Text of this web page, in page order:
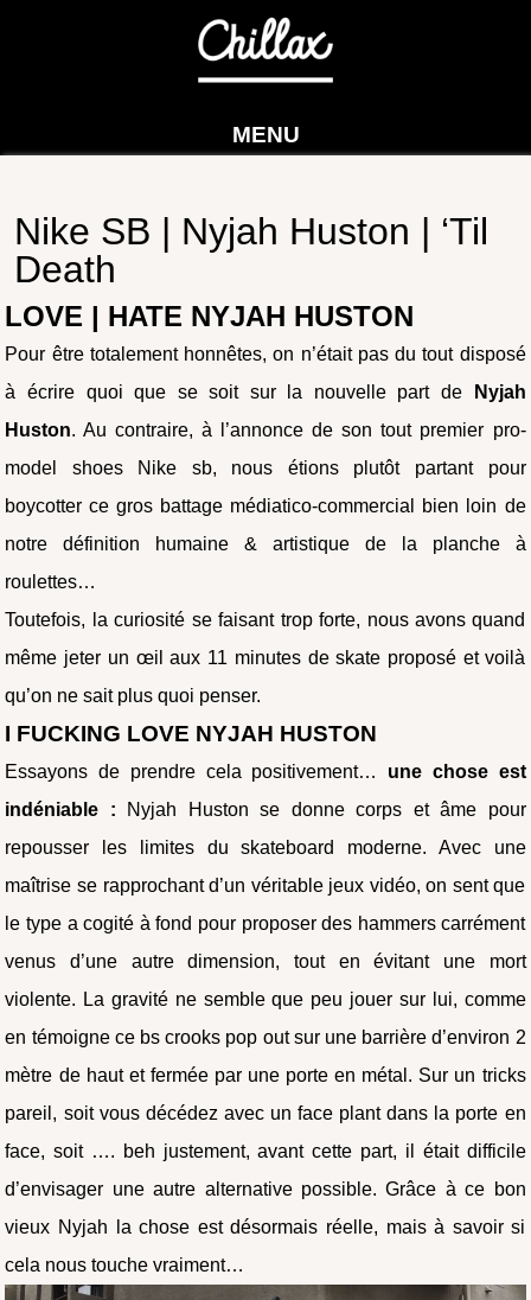
MENU
Nike SB | Nyjah Huston | ‘Til
Death
LOVE | HATE NYJAH HUSTON
Pour être totalement honnêtes, on n’était pas du tout disposé
à écrire quoi que se soit sur la nouvelle part de
Nyjah
Huston. Au contraire, à l’annonce de son tout premier pro-
model shoes Nike sb, nous étions plutôt partant pour
boycotter ce gros battage médiatico-commercial bien loin de
notre définition humaine & artistique de la planche à
roulettes…
Toutefois, la curiosité se faisant trop forte, nous avons quand
même jeter un œil aux 11 minutes de skate proposé et voilà
qu’on ne sait plus quoi penser.
I FUCKING LOVE NYJAH HUSTON
Essayons de prendre cela positivement… une chose est
indéniable : Nyjah Huston se donne corps et âme pour
repousser les limites du skateboard moderne. Avec une
maîtrise se rapprochant d’un véritable jeux vidéo, on sent que
le type a cogité à fond pour proposer des hammers carrément
venus d’une autre dimension, tout en évitant une mort
violente. La gravité ne semble que peu jouer sur lui, comme
en témoigne ce bs crooks pop out sur une barrière d’environ 2
mètre de haut et fermée par une porte en métal. Sur un tricks
pareil, soit vous décédez avec un face plant dans la porte en
face, soit …. beh justement, avant cette part, il était difficile
d’envisager une autre alternative possible. Grâce à ce bon
vieux Nyjah la chose est désormais réelle, mais à savoir si
cela nous touche vraiment…